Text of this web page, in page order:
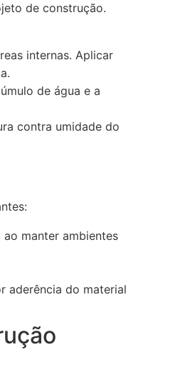
de construção.
internas. Aplicar
de água e a
contra umidade do
manter ambientes
aderência do material